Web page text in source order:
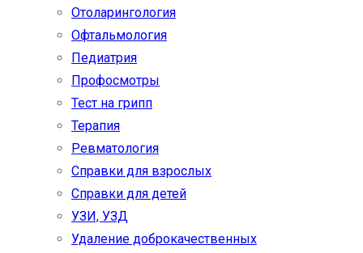
Отоларингология
Офтальмология
Педиатрия
Профосмотры
Тест на грипп
Терапия
Ревматология
Справки для взрослых
Справки для детей
УЗИ, УЗД
Удаление доброкачественных